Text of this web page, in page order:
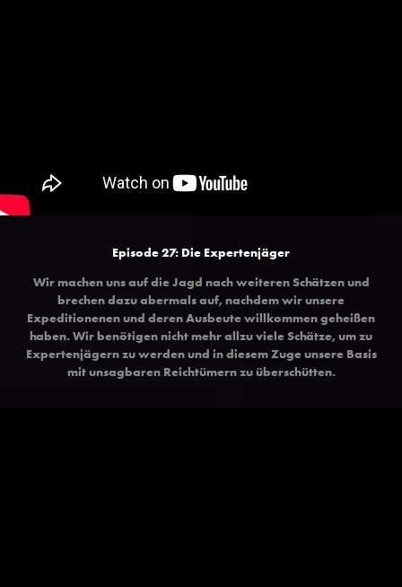
Episode 27: Die Expertenjäger
Wir machen uns auf die Jagd nach weiteren Schätzen und
brechen dazu abermals auf, nachdem wir unsere
Expeditionenen und deren Ausbeute willkommen geheißen
haben. Wir benötigen nicht mehr allzu viele Schätze, um zu
Expertenjägern zu werden und in diesem Zuge unsere Basis
mit unsagbaren Reichtümern zu überschütten.